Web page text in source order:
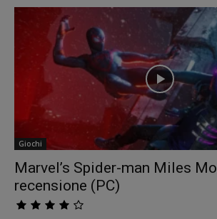
Giochi
Marvel’s Spider-man Miles
recensione (PC)